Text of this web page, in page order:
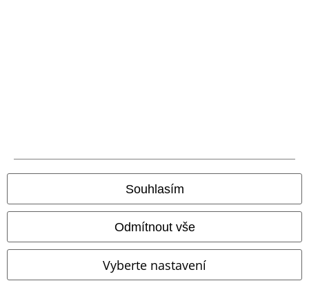
Souhlasím
Odmítnout vše
Vyberte nastavení